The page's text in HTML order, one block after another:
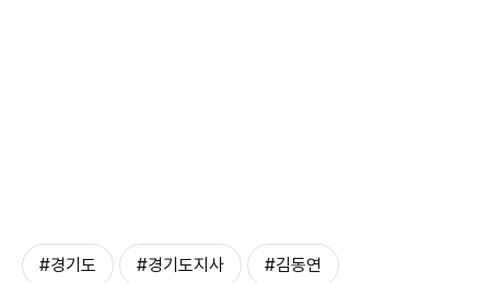
#경기도 #경기도지사 #김동연